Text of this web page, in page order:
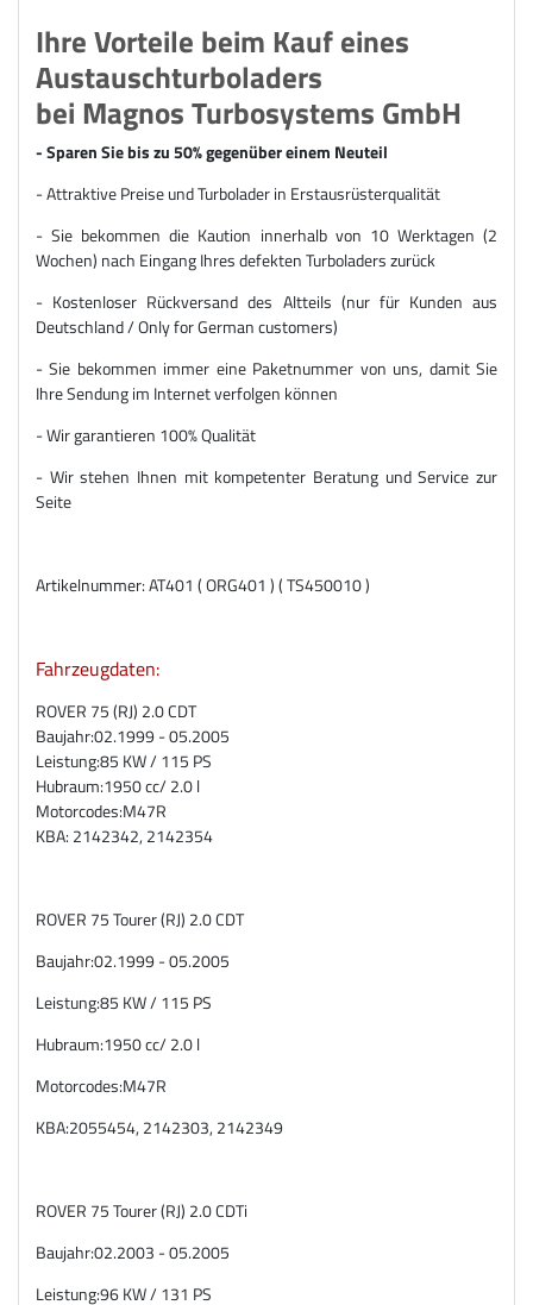
Ihre Vorteile beim Kauf eines
Austauschturboladers
bei Magnos Turbosystems GmbH
- Sparen Sie bis zu 50% gegenüber einem Neuteil
- Attraktive Preise und Turbolader in Erstausrüsterqualität
- Sie bekommen die Kaution innerhalb von 10 Werktagen (2
Wochen) nach Eingang Ihres defekten Turboladers zurück
- Kostenloser Rückversand des Altteils (nur für Kunden aus
Deutschland / Only for German customers)
- Sie bekommen immer eine Paketnummer von uns, damit Sie
Ihre Sendung im Internet verfolgen können
- Wir garantieren 100% Qualität
- Wir stehen Ihnen mit kompetenter Beratung und Service zur
Seite
Artikelnummer: AT401 ( ORG401 ) ( TS450010 )
Fahrzeugdaten:
ROVER 75 (RJ) 2.0 CDT
Baujahr:02.1999 - 05.2005
Leistung:85 KW / 115 PS
Hubraum:1950 cc/ 2.0 l
Motorcodes:M47R
KBA: 2142342, 2142354
ROVER 75 Tourer (RJ) 2.0 CDT
Baujahr:02.1999 - 05.2005
Leistung:85 KW / 115 PS
Hubraum:1950 cc/ 2.0 l
Motorcodes:M47R
KBA:2055454, 2142303, 2142349
ROVER 75 Tourer (RJ) 2.0 CDTi
Baujahr:02.2003 - 05.2005
Leistung:96 KW / 131 PS